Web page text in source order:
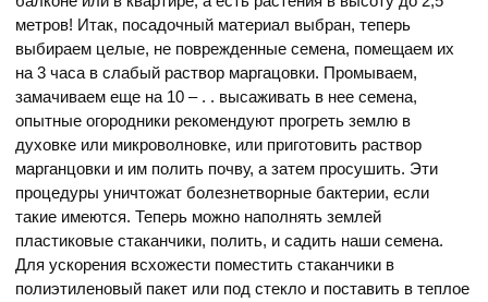
метров! Итак, посадочный материал выбран, теперь
выбираем целые, не поврежденные семена, помещаем их
на 3 часа в слабый раствор маргацовки. Промываем,
замачиваем еще на 10 – . . высаживать в нее семена,
опытные огородники рекомендуют прогреть землю в
духовке или микроволновке, или приготовить раствор
марганцовки и им полить почву, а затем просушить. Эти
процедуры уничтожат болезнетворные бактерии, если
такие имеются. Теперь можно наполнять землей
пластиковые стаканчики, полить, и садить наши семена.
Для ускорения всхожести поместить стаканчики в
полиэтиленовый пакет или под стекло и поставить в теплое